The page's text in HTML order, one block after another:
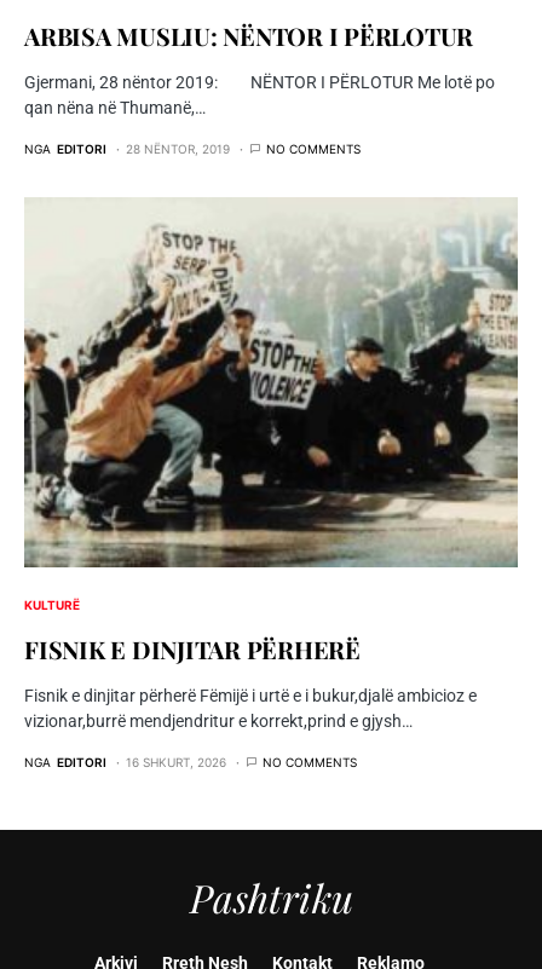
ARBISA MUSLIU: NËNTOR I PËRLOTUR
Gjermani, 28 nëntor 2019: NËNTOR I PËRLOTUR Me lotë po
qan nëna në Thumanë,…
NGA EDITORI 28 NËNTOR, 2019 NO COMMENTS
KULTURË
FISNIK E DINJITAR PЁRHERЁ
Fisnik e dinjitar përherë Fëmijë i urtë e i bukur,djalë ambicioz e
vizionar,burrë mendjendritur e korrekt,prind e gjysh…
NGA EDITORI 16 SHKURT, 2026 NO COMMENTS
Pashtriku
Arkivi Rreth Nesh Kontakt Reklamo